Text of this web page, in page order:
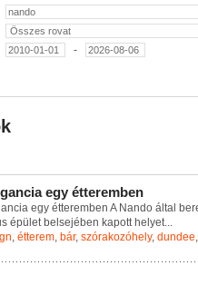
-
gancia egy étteremben
ancia egy étteremben A Nando á ta ber
s épü et be sejében kapott he yet...
, étterem, bár, szórakozóhely, dundee